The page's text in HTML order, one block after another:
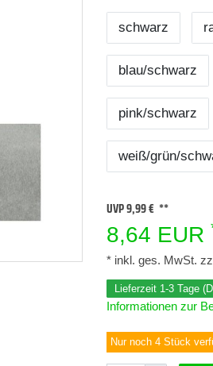
schwarz
blau/schwarz
pink/schwarz
weiß/grün/
UVP 9,99 €
8,64 EUR
* inkl. ges. MwSt.
Lieferzeit 1-3 Tage
Informationen zur
Nur noch 4 Stück